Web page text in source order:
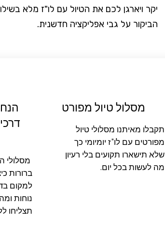
יקר ויארגן לכם את הטיול עם לו"ז מלא
הביקור על גבי אפליקציה חדשנית.
מסלולי
ברורות
למקום
נוחות
תצליחו
מסלול טיול מפורט
תקבלו מאיתנו מסלולי טיול
מפורטים עם לו"ז יומיומי כך
שלא תישארו תקועים בלי רעיון
מה לעשות בכל יום.